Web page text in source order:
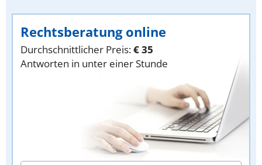
Rechtsberatung online
Durchschnittlicher Preis:€ 35
Antworten in unter einer Stunde